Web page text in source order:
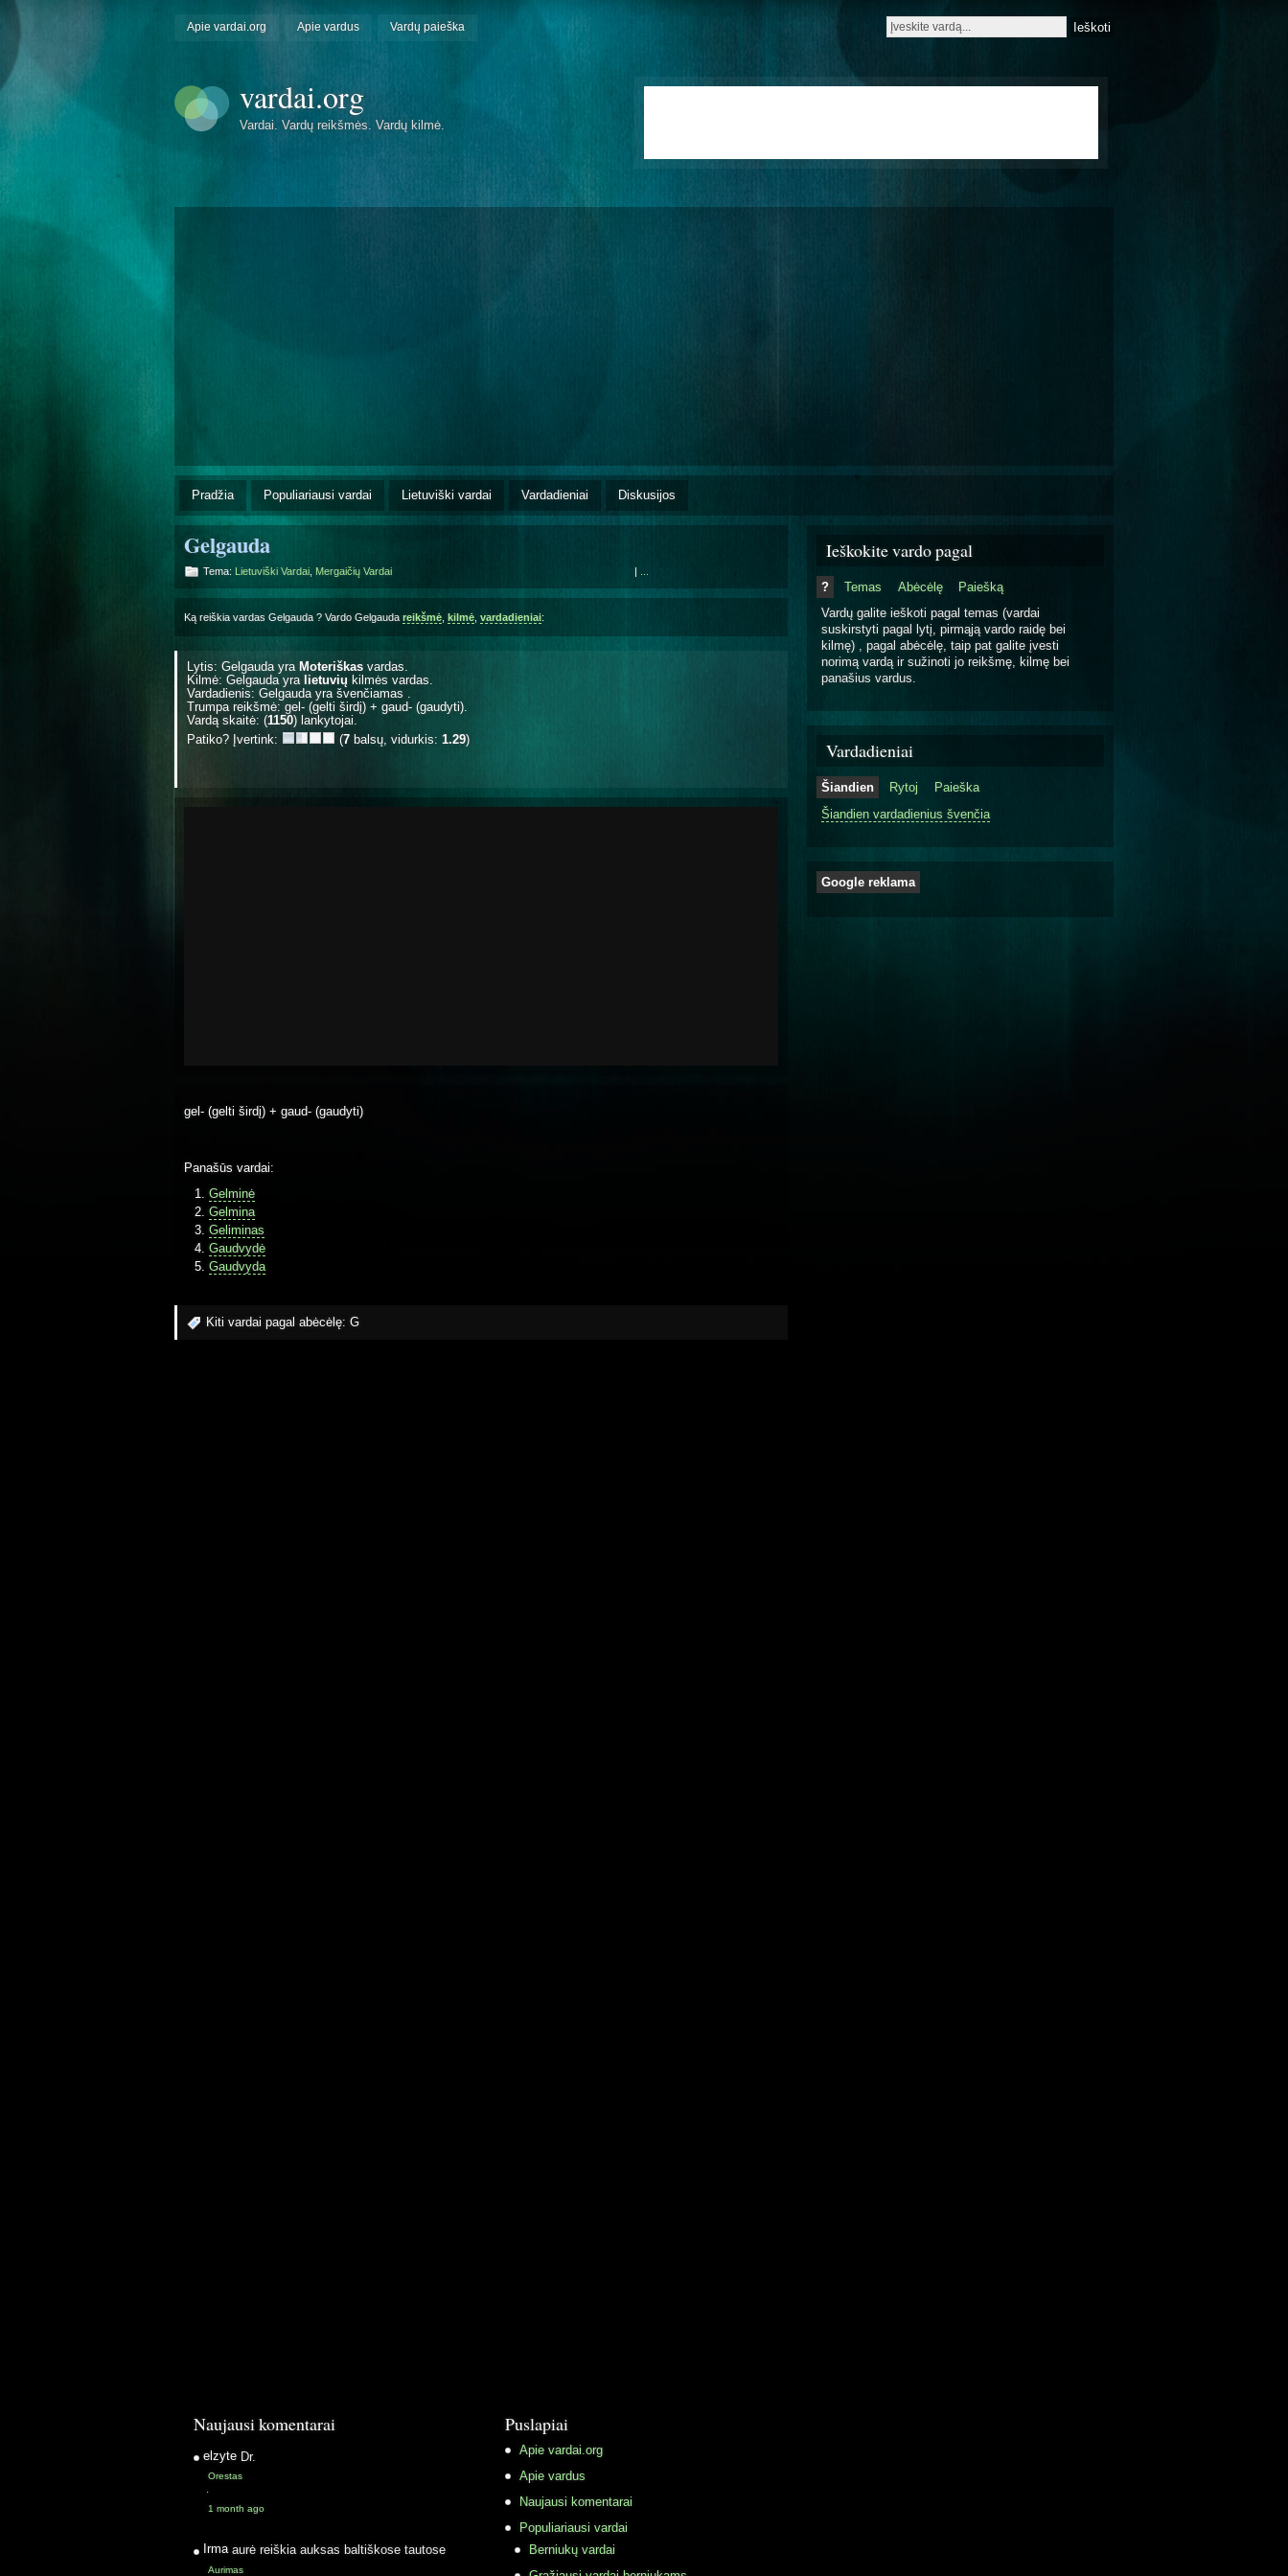
Apie vardai.org Apie vardus Vardų paieška
vardai.org
Vardai. Vardų reikšmės. Vardų kilmė.
Pradžia Populiariausi vardai Lietuviški vardai Vardadieniai Diskusijos
Gelgauda
Tema: Lietuviški Vardai Mergaičių Vardai |
Ką reiškia vardas Gelgauda ? Vardo Gelgauda reikšmė kilmė vardadieniai:
Lytis: Gelgauda yra Moteriškas vardas.
Kilmė: Gelgauda yra lietuvių kilmės vardas.
Vardadienis: Gelgauda yra švenčiamas
Trumpa reikšmė: gel- (gelti širdį) + gaud- (gaudyti).
Vardą skaitė: (1150) lankytojai.
Patiko? Įvertink:
(7 balsų, vidurkis: 1.29)
gel- (gelti širdį) + gaud- (gaudyti)
Panašūs vardai:
Gelminė
Gelmina
Geliminas
Gaudvydė
Gaudvyda
Kiti vardai pagal abėcėlę: G
Ieškokite vardo pagal
? Temas Abėcėlę
Paiešką
Vardų galite ieškoti pagal temas (vardai
suskirstyti pagal lytį, pirmąją vardo raidę bei
kilmę) , pagal abėcėlę, taip pat galite įvesti
norimą vardą ir sužinoti jo reikšmę, kilmę bei
panašius vardus.
Vardadieniai
Šiandien Rytoj
Paieška
Šiandien vardadienius švenčia
Google reklama
Naujausi komentarai
elzyte Dr.
Orestas
·
1 month ago
Irma aurė reiškia auksas baltiškose tautose
Aurimas
Puslapiai
Apie vardai.org
Apie vardus
Naujausi komentarai
Populiariausi vardai
Berniukų vardai